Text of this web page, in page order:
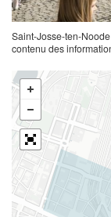
Saint-Josse-ten-
contenu des